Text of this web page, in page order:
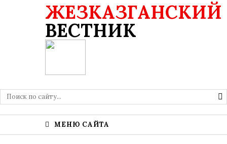
ЖЕЗКАЗГАНСКИЙ
ВЕСТНИК
МЕНЮ САЙТА